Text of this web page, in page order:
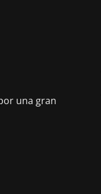
una gran